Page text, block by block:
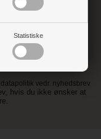
Statistiske
vedr. nyhedsbrev
hvis du ikke ønsker at